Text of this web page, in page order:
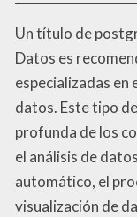
Un título de
Datos es
especializadas en
datos. Este tipo
profunda de los
el análisis de
automático, el
visualización de